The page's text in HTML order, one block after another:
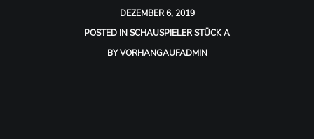
DEZEMBER 6, 2019
POSTED INSCHAUSPIELER STÜCK A
BYVORHANGAUFADMIN